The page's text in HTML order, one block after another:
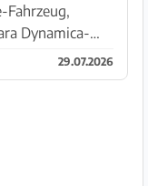
Fahrzeug,
Dynamica-
mit Stop&Go-
29.07.2026